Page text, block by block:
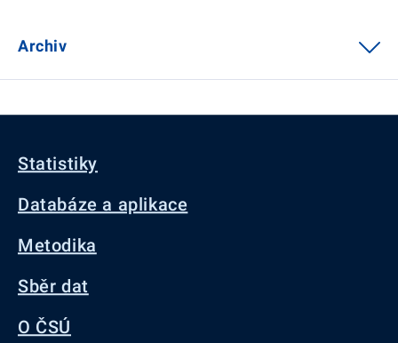
Archiv
Statistiky
Databáze a aplikace
Metodika
Sběr dat
O ČSÚ